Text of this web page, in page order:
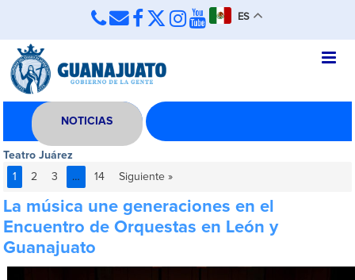
ES
NOTICIAS
Teatro Juárez
1
2 3 … 14 Siguiente »
La música une generaciones en el
Encuentro de Orquestas en León y
Guanajuato